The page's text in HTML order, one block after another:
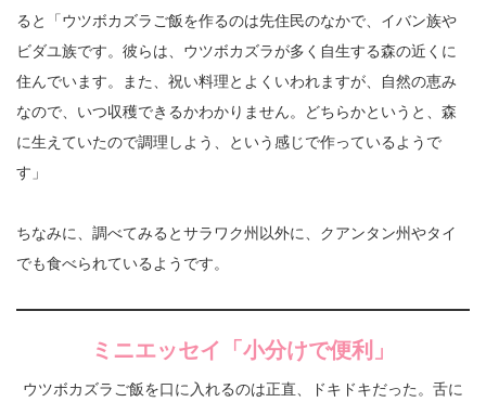
ると「ウツボカズラご飯を作るのは先住民のなかで、イバン族や
ビダユ族です。彼らは、ウツボカズラが多く自生する森の近くに
住んでいます。また、祝い料理とよくいわれますが、自然の恵み
なので、いつ収穫できるかわかりません。どちらかというと、森
に生えていたので調理しよう、という感じで作っているようで
す」
ちなみに、調べてみるとサラワク州以外に、クアンタン州やタイ
でも食べられているようです。
ミニエッセイ「小分けで便利 」
ウツボカズラご飯を口に入れるのは正直、ドキドキだった。舌に